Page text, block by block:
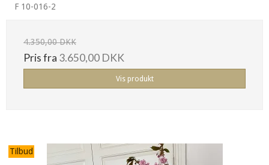
F 10-016-2
4.350,00 DKK
Pris fra 3.650,00 DKK
Vis produkt
Tilbud